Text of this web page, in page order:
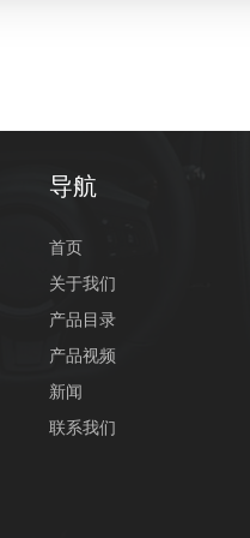
导航
首页
关于我们
产品目录
产品视频
新闻
联系我们